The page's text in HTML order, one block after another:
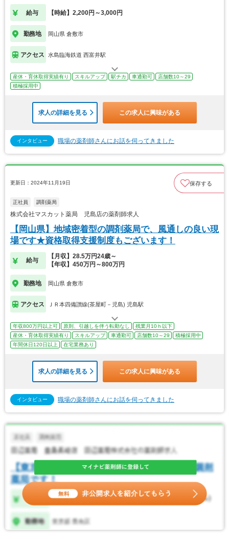
給与 【時給】2,200円～3,000円
勤務地 岡山県 倉敷市
アクセス 水島臨海鉄道 西富井駅
産休・育休取得実績有り スキルアップ 駅チカ 車通勤可
店舗数10～29
積極採用中
求人の詳細を見る この求人に興味がある
インタビュー 職場の薬剤師さんにお話を伺ってきました
更新日：2024年11月19日 保存する
正社員 調剤薬局
株式会社マスカット薬局 児島店の薬剤師求人
【岡山県】地域密着型の調剤薬局で、風通しの良い現
場です★資格取得支援制度もございます！
給与
【月収】28.5万円24歳～
【年収】450万円～800万円
勤務地 岡山県 倉敷市
アクセス ＪＲ本四備讃線(茶屋町－児島) 児島駅
年収800万円以上可 原則、引越しを伴う転勤なし
残業月10ｈ以下
産休・育休取得実績有り
スキルアップ 車通勤可 店舗数10～29
積極採用中
年間休日120日以上
在宅業務あり
求人の詳細を見る この求人に興味がある
インタビュー 職場の薬剤師さんにお話を伺ってきました